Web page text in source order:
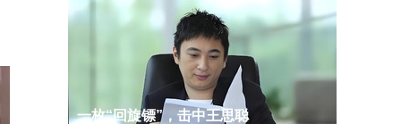
一枚“回旋镖”，击中王思聪